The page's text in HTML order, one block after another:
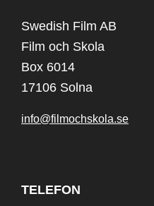
Swedish Film AB
Film och Skola
Box 6014
17106 Solna
info@filmochskola.se
TELEFON